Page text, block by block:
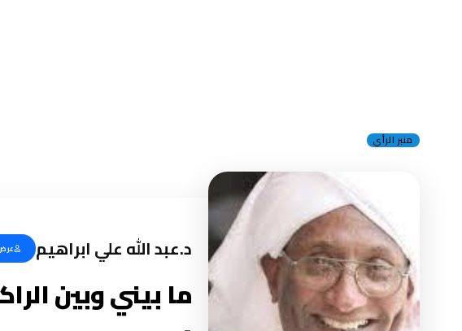
منبر الرأي
د.عبد الله علي ابراهيم
ما بيني وبين